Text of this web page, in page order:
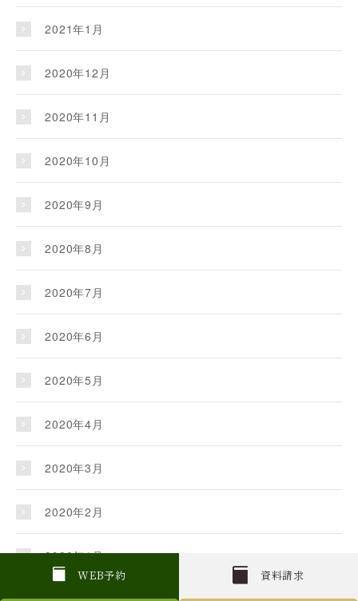
W EB予約 資料請求
2021年1月
2020年12月
2020年11月
2020年10月
2020年9月
2020年8月
2020年7月
2020年6月
2020年5月
2020年4月
2020年3月
2020年2月
2020年1月